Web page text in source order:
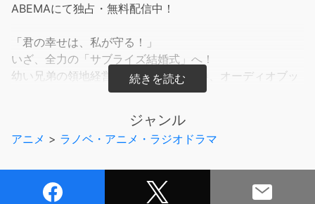
ABEMAにて独占・無料配信中！
「君の幸せは、私が守る！」
いざ、全力の「サブライズ結婚式」へ！
幼い兄弟の領地経営ファンタジー第7巻、オーディオブッ
書き下ろし番外編2本収録！
装の生地集めや合唱団の準備に駆け回っていた。彼女を送
ジャンル
アニメ > ラノベ・アニメ・ラジオドラマ